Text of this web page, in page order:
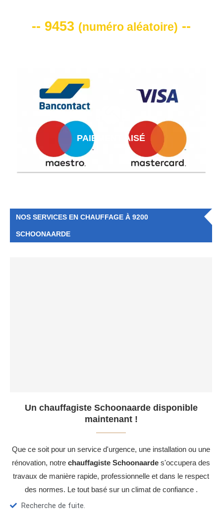
-- 9453 (numéro aléatoire) --
PAIEMENT AISÉ
NOS SERVICES EN CHAUFFAGE À 9200
SCHOONAARDE
Un chauffagiste Schoonaarde disponible
maintenant !
Que ce soit pour un service d'urgence, une installation ou une
rénovation, notre chauffagiste Schoonaarde s'occupera des
travaux de manière rapide, professionnelle et dans le respect
des normes. Le tout basé sur un climat de confiance .
Recherche de fuite.